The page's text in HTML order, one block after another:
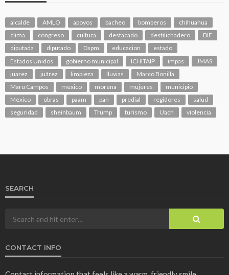
alcalde AMLO apoyos bacheo bomberos
chihuahua
clima
congreso cultura destacado destilichadero
DIF
diputada
diputado Dspm educacion
estado
Estados Unidos
gobierno municipal ICHITAIP impas
JMAS
juarez
juárez limpieza lluvias
Marco Bonilla
Maru Campos
mexico morena mujeres
municipio
México
obras paam pan predial regidores
salud
seguridad
sheinbaum Trump turismo Uach violencia
SEARCH
CONTACT INFO